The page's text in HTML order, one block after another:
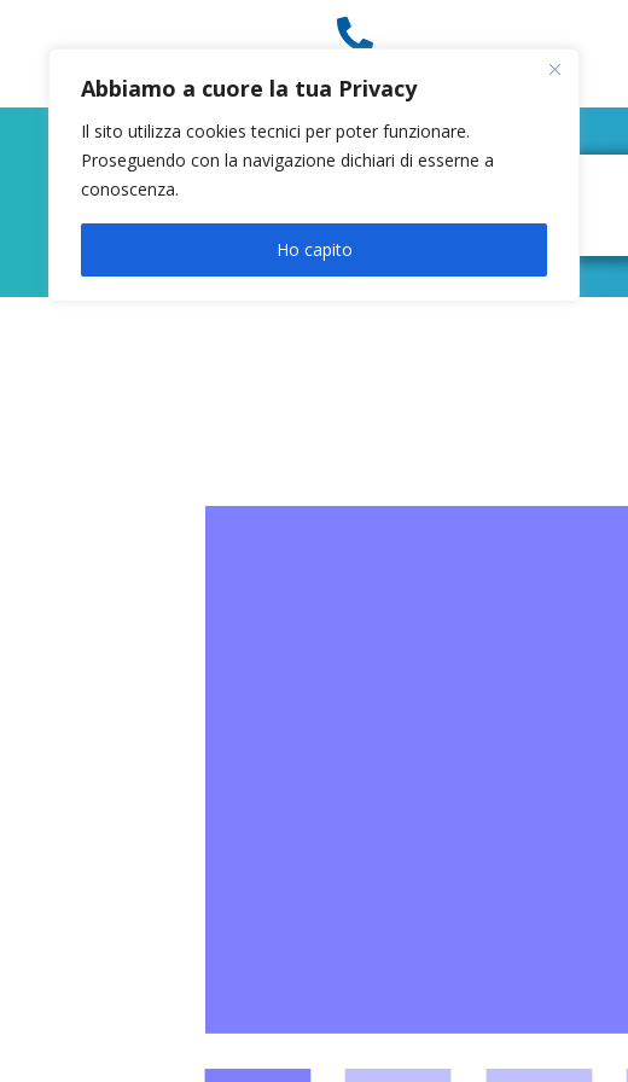
Abbiamo a cuore la tua Privacy
Il sito utilizza cookies tecnici per poter funzionare.
Proseguendo con la navigazione dichiari di esserne a
conoscenza.
Ho capito
